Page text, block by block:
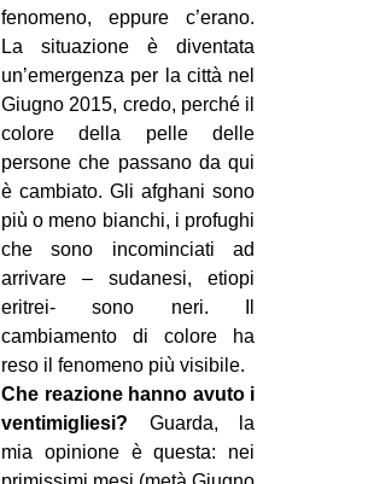
fenomeno, eppure c’erano.
La situazione è diventata
un’emergenza per la città nel
Giugno 2015, credo, perché il
colore della pelle delle
persone che passano da qui
è cambiato. Gli afghani sono
più o meno bianchi, i profughi
che sono incominciati ad
arrivare – sudanesi, etiopi
eritrei- sono neri. Il
cambiamento di colore ha
reso il fenomeno più visibile.
Che reazione hanno avuto i
ventimigliesi? Guarda, la
mia opinione è questa: nei